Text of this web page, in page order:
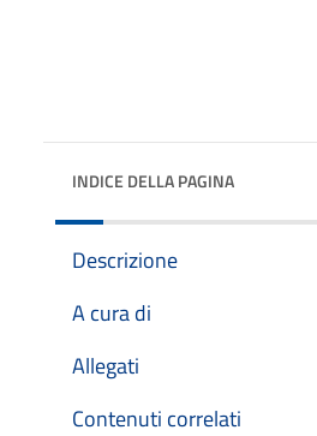
INDICE DELLA PAGINA
Descrizione
A cura di
Allegati
Contenuti correlati